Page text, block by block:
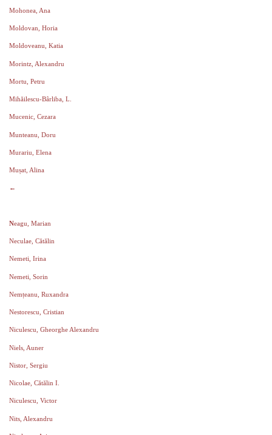
Mohonea, Ana
Moldovan, Horia
Moldoveanu, Katia
Morintz, Alexandru
Mortu, Petru
Mihăilescu-Bârliba, L.
Mucenic, Cezara
Munteanu, Doru
Murariu, Elena
Mușat, Alina
←
Neagu, Marian
Neculae, Cătălin
Nemeti, Irina
Nemeti, Sorin
Nemțeanu, Ruxandra
Nestorescu, Cristian
Niculescu, Gheorghe Alexandru
Niels, Auner
Nistor, Sergiu
Nicolae, Cătălin I.
Niculescu, Victor
Nits, Alexandru